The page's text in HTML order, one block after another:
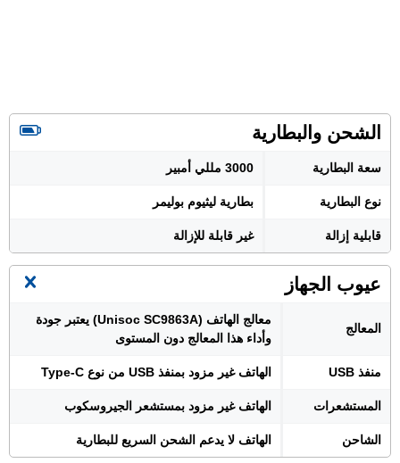
الشحن والبطارية
سعة البطارية 3000 مللي أمبير
نوع البطارية بطارية ليثيوم بوليمر
قابلية إزالة غير قابلة للإزالة
عيوب الجهاز
المعالج
معالج الهاتف (Unisoc SC9863A) يعتبر جودة
وأداء هذا المعالج دون المستوى
منفذ USB الهاتف غير مزود بمنفذ USB من نوع Type-C
المستشعرات الهاتف غير مزود بمستشعر الجيروسكوب
الشاحن الهاتف لا يدعم الشحن السريع للبطارية